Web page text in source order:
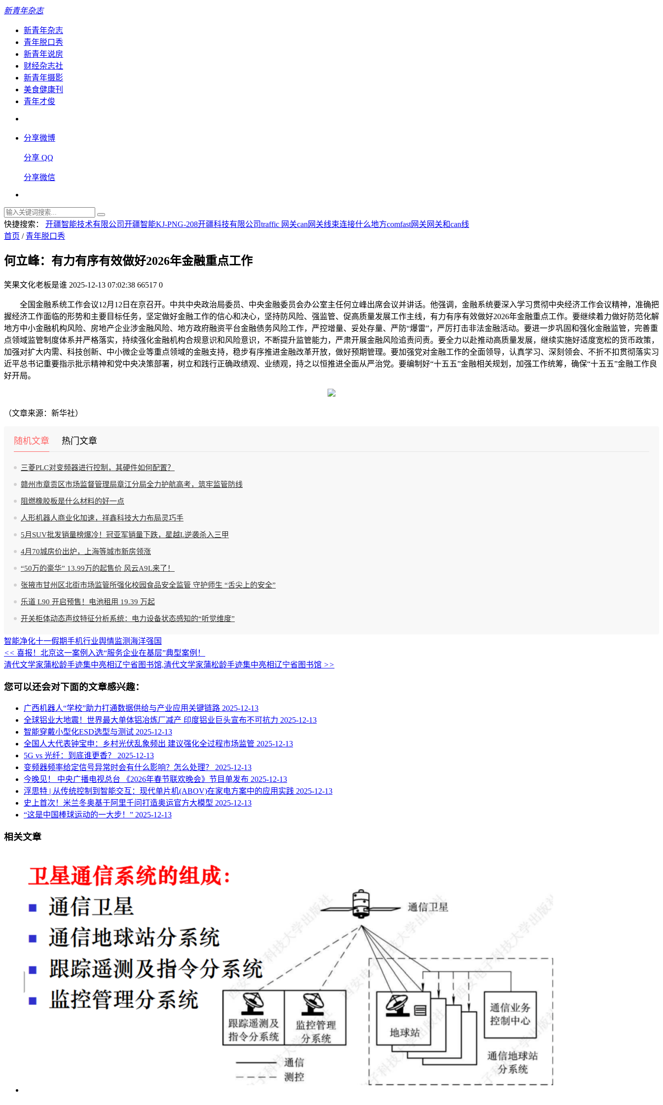
新青年杂志
新青年杂志
青年脱口秀
新青年说房
财经杂志社
新青年摄影
美食健康刊
青年才俊
分享微博
分享 QQ
分享微信
快捷搜索： 开疆智能技术有限公司开疆智能KJ-PNG-208开疆科技有限公司traffic 网关can网关线束连接什么地方comfast网关 网关和can线
首页 / 青年脱口秀
何立峰：有力有序有效做好2026年金融重点工作
笑果文化老板是谁 2025-12-13 07:02:38 66517 0
全国金融系统工作会议12月12日在京召开。中共中央政治局委员、中央金融委员会办公室主任何立峰出席会议并讲话。他强调，金融系统要深入学习贯彻中央经济工作会议精神，准确把
握经济工作面临的形势和主要目标任务，坚定做好金融工作的信心和决心，坚持防风险、强监管、促高质量发展工作主线，有力有序有效做好2026年金融重点工作。要继续着力做好防范化解
地方中小金融机构风险、房地产企业涉金融风险、地方政府融资平台金融债务风险工作，严控增量、妥处存量、严防“爆雷”，严厉打击非法金融活动。要进一步巩固和强化金融监管，完善重
点领域监管制度体系并严格落实，持续强化金融机构合规意识和风险意识，不断提升监管能力，严肃开展金融风险追责问责。要全力以赴推动高质量发展，继续实施好适度宽松的货币政策，
加强对扩大内需、科技创新、中小微企业等重点领域的金融支持，稳步有序推进金融改革开放，做好预期管理。要加强党对金融工作的全面领导，认真学习、深刻领会、不折不扣贯彻落实习
近平总书记重要指示批示精神和党中央决策部署，树立和践行正确政绩观、业绩观，持之以恒推进全面从严治党。要编制好“十五五”金融相关规划，加强工作统筹，确保“十五五”金融工作良
好开局。
（文章来源：新华社）
随机文章 热门文章
三菱PLC对变频器进行控制，其硬件如何配置？
赣州市章贡区市场监督管理局章江分局全力护航高考，筑牢监管防线
阻燃橡胶板是什么材料的好一点
人形机器人商业化加速，祥鑫科技大力布局灵巧手
5月SUV批发销量榜爆冷！冠亚军销量下跌，星越L逆袭杀入三甲
4月70城房价出炉，上海等城市新房领涨
“50万的豪华” 13.99万的起售价 风云A9L来了！
张掖市甘州区北街市场监管所强化校园食品安全监管 守护师生 “舌尖上的安全”
乐道 L90 开启预售！电池租用 19.39 万起
开关柜体动态声纹特征分析系统：电力设备状态感知的“听觉维度”
智能净化十一假期手机行业舆情监测 海洋强国
<< 喜报！北京这一案例入选“服务企业在基层”典型案例！
清代文学家蒲松龄手迹集中亮相辽宁省图书馆,清代文学家蒲松龄手迹集中亮相辽宁省图书馆 >>
您可以还会对下面的文章感兴趣：
广西机器人“学校”助力打通数据供给与产业应用关键链路 2025-12-13
全球铝业大地震！世界最大单体铝冶炼厂减产 印度铝业巨头宣布不可抗力 2025-12-13
智能穿戴小型化ESD选型与测试 2025-12-13
全国人大代表钟宝申：乡村光伏乱象频出 建议强化全过程市场监管 2025-12-13
5G vs 光纤：到底谁更香？ 2025-12-13
变频器频率给定信号异常时会有什么影响？怎么处理？ 2025-12-13
今晚见！ 中央广播电视总台 《2026年春节联欢晚会》节目单发布 2025-12-13
浮思特 | 从传统控制到智能交互：现代单片机(ABOV)在家电方案中的应用实践 2025-12-13
史上首次！米兰冬奥基于阿里千问打造奥运官方大模型 2025-12-13
“这是中国棒球运动的一大步！” 2025-12-13
相关文章